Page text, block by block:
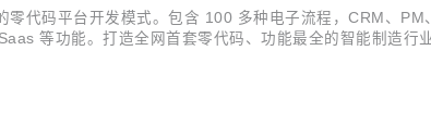
代码平台开发模式。包含 100 多种电子流程，CRM、PM
等功能。打造全网首套零代码、功能最全的智能制造行